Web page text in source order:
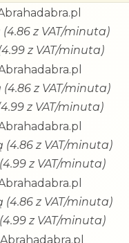
z VAT/minuta)
z VAT/minuta)
z VAT/minuta)
z VAT/minuta)
(4.86 z VAT/minuta)
z VAT/minuta)
(4.86 z VAT/minuta)
z VAT/minuta)